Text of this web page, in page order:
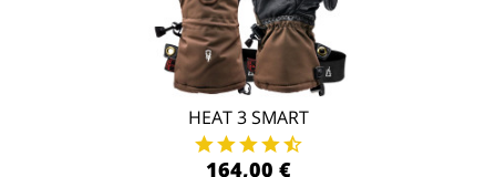
HEAT 3 SMART
164,00 €